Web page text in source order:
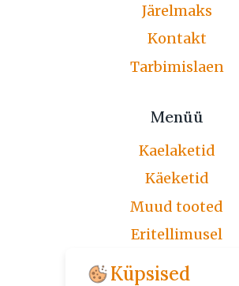
Järelmaks
Kontakt
Tarbimislaen
Menüü
Kaelaketid
Käeketid
Muud tooted
Eritellimusel
Järelmaks
Küpsised